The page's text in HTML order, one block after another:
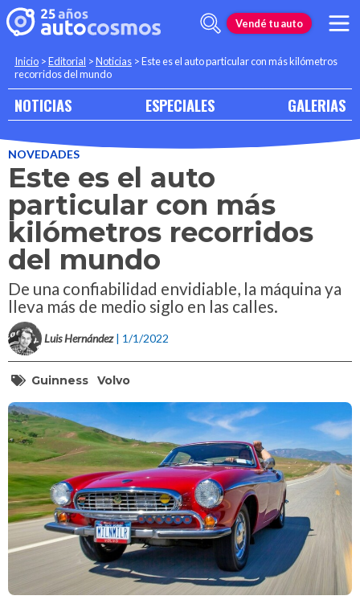
Vendé tu auto
Inicio >Editorial >Noticias >Este es el auto particular con más kilómetros
recorridos del mundo
NOTICIAS ESPECIALES GALERIAS
NOVEDADES
Este es el auto
particular con más
kilómetros recorridos
del mundo
De una confiabilidad envidiable, la máquina ya
lleva más de medio siglo en las calles.
Luis Hernández | 1/1/2022
Guinness Volvo